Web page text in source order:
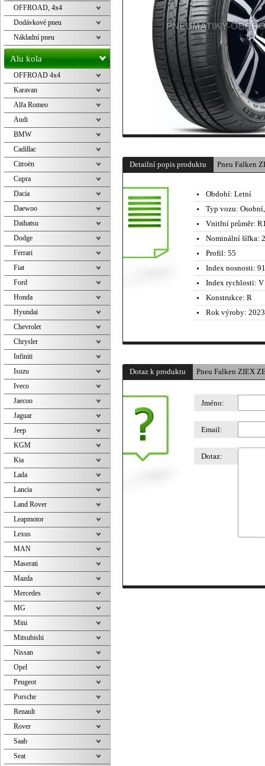
Detailní popis produktu Pneu Falken
Období: Letní
Typ vozu:
Vnitřní průměr:
Nominální šířka:
Profil: 55
Index nosnosti:
Index rychlosti: V
Konstrukce: R
Rok výroby:
Dotaz k produktu Pneu Falken ZIEX
Jméno:
Email:
Dotaz:
OFFROAD, 4x4
Dodávkové pneu
Nákladní pneu
Alu kola
OFFROAD 4x4
Karavan
Alfa Romeo
Audi
BMW
Cadillac
Citroën
Cupra
Dacia
Daewoo
Daihatsu
Dodge
Ferrari
Fiat
Ford
Honda
Hyundai
Chevrolet
Chrysler
Infiniti
Isuzu
Iveco
Jaecoo
Jaguar
Jeep
KGM
Kia
Lada
Lancia
Land Rover
Leapmotor
Lexus
MAN
Maserati
Mazda
Mercedes
MG
Mini
Mitsubishi
Nissan
Opel
Peugeot
Porsche
Renault
Rover
Saab
Seat